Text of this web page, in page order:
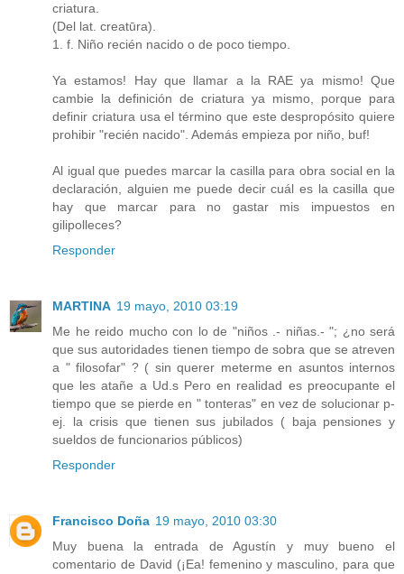
criatura.
(Del lat. creatūra).
1. f. Niño recién nacido o de poco tiempo.
Ya estamos! Hay que llamar a la RAE ya mismo! Que
cambie la definición de criatura ya mismo, porque para
definir criatura usa el término que este despropósito quiere
prohibir "recién nacido". Además empieza por niño, buf!
Al igual que puedes marcar la casilla para obra social en la
declaración, alguien me puede decir cuál es la casilla que
hay que marcar para no gastar mis impuestos en
gilipolleces?
Responder
MARTINA 19 mayo, 2010 03:19
Me he reido mucho con lo de "niños .- niñas.- "; ¿no será
que sus autoridades tienen tiempo de sobra que se atreven
a " filosofar" ? ( sin querer meterme en asuntos internos
que les atañe a Ud.s Pero en realidad es preocupante el
tiempo que se pierde en " tonteras" en vez de solucionar p-
ej. la crisis que tienen sus jubilados ( baja pensiones y
sueldos de funcionarios públicos)
Responder
Francisco Doña 19 mayo, 2010 03:30
Muy buena la entrada de Agustín y muy bueno el
comentario de David (¡Ea! femenino y masculino, para que